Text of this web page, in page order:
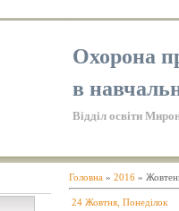
Охорона
в
Відділ освіти
Головна » 2016 »
24 Жовтня, Понеділок